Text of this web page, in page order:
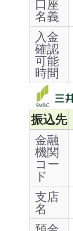
口座
名義
入金
確認
可能
時間
振込先
金融
機関
コー
ド
支店
名